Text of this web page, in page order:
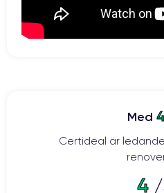
Med
Certideal är
4